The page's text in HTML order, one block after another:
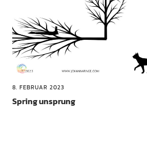
8. FEBRUAR 2023
Spring unsprung